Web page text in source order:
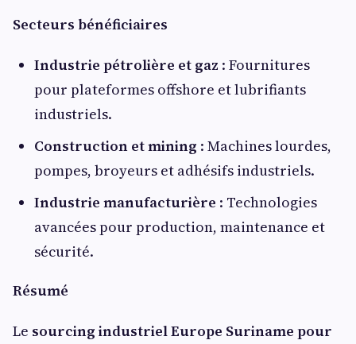
Secteurs bénéficiaires
Industrie pétrolière et gaz : Fournitures
pour plateformes offshore et lubrifiants
industriels.
Construction et mining : Machines lourdes,
pompes, broyeurs et adhésifs industriels.
Industrie manufacturière : Technologies
avancées pour production, maintenance et
sécurité.
Résumé
Le sourcing industriel Europe Suriname pour